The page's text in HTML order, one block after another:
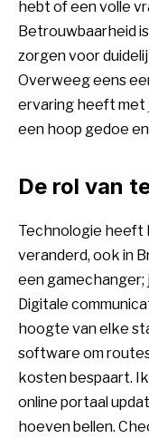
hebt of een volle
Betrouwbaarheid
zorgen voor
Overweeg eens
ervaring heeft met
een hoop gedoe
De rol van
Technologie heeft
veranderd, ook in
een gamechanger;
Digitale
hoogte van elke
software om
kosten bespaart.
online portaal
hoeven bellen.